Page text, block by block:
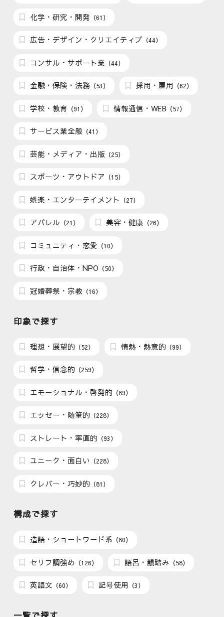
化学・研究・開発 （61）
広告・デザイン・クリエイティブ （44）
コンサル・サポート業 （44）
金融・保険・法務 （53） 採用・雇用 （62）
学校・教育 （91） 情報通信・WEB （57）
サービス業全般 （41）
芸能・メディア・出版 （25）
スポーツ・アウトドア （15）
娯楽・エンターテイメント （27）
アパレル （21） 美容・健康 （26）
コミュニティ・恋愛 （10）
行政・自治体・NPO （50）
冠婚葬祭・宗教 （16）
印象で探す
理想・展望的 （52） 情熱・熱意的 （99）
哲学・信念的 （259）
エモーショナル・啓発的 （89）
エッセー・随筆的 （228）
ストレート・率直的 （93）
ユニーク・面白い （228）
クレバー・巧妙的 （81）
構成で探す
造語・ショートワード系 （80）
セリフ調強め （126） 語呂・韻踏み （58）
英語文 （60） 記号使用 （3）